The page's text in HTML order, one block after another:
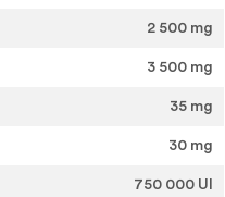
2 500 mg
3 500 mg
35 mg
30 mg
750 000 UI